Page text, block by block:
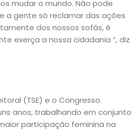
mudar o mundo. Não pode
a gente só reclamar das ações
dos nossos sofás, é
exerça a nossa cidadania ”, diz
(TSE) e o Congresso
anos, trabalhando em conjunto
participação feminina na